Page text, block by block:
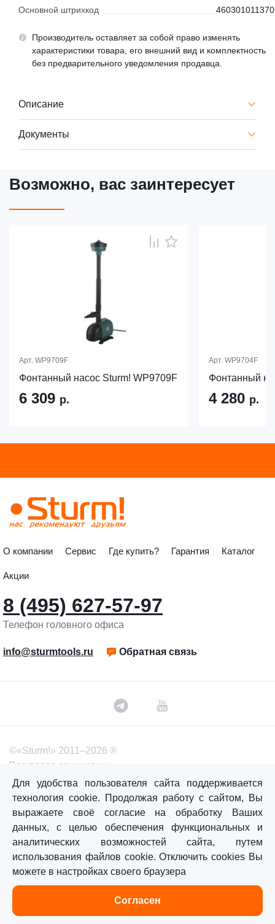
Основной штрихкод
Производитель оставляет за собой право изменять
характеристики товара, его внешний вид и комплектность
без предварительного уведомления продавца.
Описание
Документы
Возможно, вас заинтересует
Арт. WP9709F
Фонтанный насос Sturm! WP9709F
6 309 р.
Арт. WP9704F
Фонтанный
4 280 р.
О компании Сервис Где купить? Гарантия Каталог
Акции
8 (495) 627-57-97
Телефон головного офиса
info@sturmtools.ru Обратная связь
©«Sturm!» 2011–2026 ®
Все права защищены.
Политика обработки персональных данных
Согласие на обработку персональных данных
Каталог Сравнение Избранное
Для удобства пользователя сайта поддерживается
технология cookie. Продолжая работу с сайтом, Вы
выражаете своё согласие на обработку Ваших
данных, с целью обеспечения функциональных и
аналитических возможностей сайта, путем
использования файлов cookie. Отключить cookies Вы
можете в настройках своего браузера
Согласен